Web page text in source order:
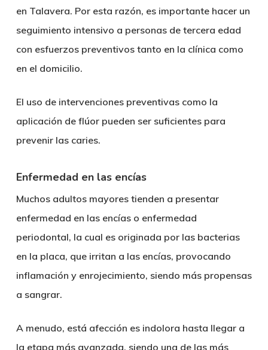
en Talavera. Por esta razón, es importante hacer un
seguimiento intensivo a personas de tercera edad
con esfuerzos preventivos tanto en la clínica como
en el domicilio.
El uso de intervenciones preventivas como la
aplicación de flúor pueden ser suficientes para
prevenir las caries.
Enfermedad en las encías
Muchos adultos mayores tienden a presentar
enfermedad en las encías o enfermedad
periodontal, la cual es originada por las bacterias
en la placa, que irritan a las encías, provocando
inflamación y enrojecimiento, siendo más propensas
a sangrar.
A menudo, está afección es indolora hasta llegar a
la etapa más avanzada, siendo una de las más